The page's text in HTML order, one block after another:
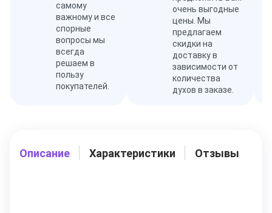
самому
важному и все
спорные
вопросы мы
всегда
решаем в
пользу
покупателей.
очень выгодные
цены. Мы
предлагаем
скидки на
доставку в
зависимости от
количества
духов в заказе.
Описание Характеристики Отзывы